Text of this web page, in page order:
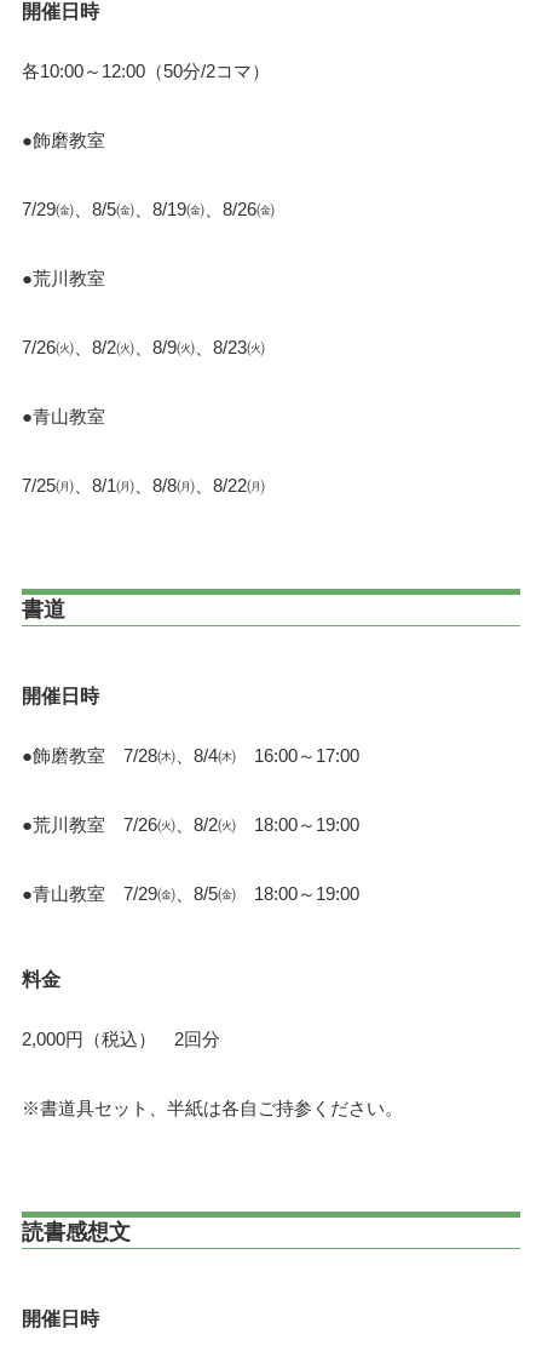
開催日時
各10:00～12:00（50分/2コマ）
●飾磨教室
7/29㈮、8/5㈮、8/19㈮、8/26㈮
●荒川教室
7/26㈫、8/2㈫、8/9㈫、8/23㈫
●青山教室
7/25㈪、8/1㈪、8/8㈪、8/22㈪
書道
開催日時
●飾磨教室 7/28㈭、8/4㈭ 16:00～17:00
●荒川教室 7/26㈫、8/2㈫ 18:00～19:00
●青山教室 7/29㈮、8/5㈮ 18:00～19:00
料金
2,000円（税込） 2回分
※書道具セット、半紙は各自ご持参ください。
読書感想文
開催日時